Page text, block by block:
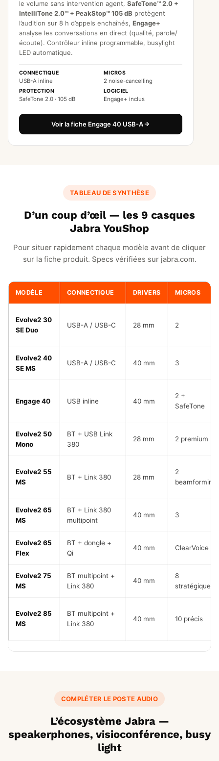
le volume sans intervention agent, SafeTone™ 2.0 +
IntelliTone 2.0™ + PeakStop™ 105 dB protègent
l’audition sur 8 h d’appels enchaînés, Engage+
analyse les conversations en direct (qualité, parole/
écoute). Contrôleur inline programmable, busylight
LED automatique.
CONNECTIQUE
USB-A inline
MICROS
2 noise-cancelling
PROTECTION
SafeTone 2.0 · 105 dB
LOGICIEL
Engage+ inclus
Voir la fiche Engage 40 USB-A
TABLEAU DE SYNTHÈSE
D’un coup d’œil — les 9 casques
Jabra YouShop
Pour situer rapidement chaque modèle avant de cliquer
sur la fiche produit. Specs vérifiées sur jabra.com.
MODÈLE CONNECTIQUE DRIVERS MICROS
Evolve2 30
SE Duo
USB-A / USB-C 28 mm 2
Evolve2 40
SE MS
USB-A / USB-C 40 mm 3
Engage 40 USB inline 40 mm
2 +
SafeTone
Evolve2 50
Mono
BT + USB Link
380
28 mm 2 premium
Evolve2 55
MS
BT + Link 380 28 mm
2
beamforming
Evolve2 65
MS
BT + Link 380
multipoint
40 mm 3
Evolve2 65
Flex
BT + dongle +
Qi
40 mm ClearVoice
Evolve2 75
MS
BT multipoint +
Link 380
40 mm
8
stratégiques
Evolve2 85
MS
BT multipoint +
Link 380
40 mm 10 précis
COMPLÉTER LE POSTE AUDIO
L’écosystème Jabra —
speakerphones, visioconférence, busy
light